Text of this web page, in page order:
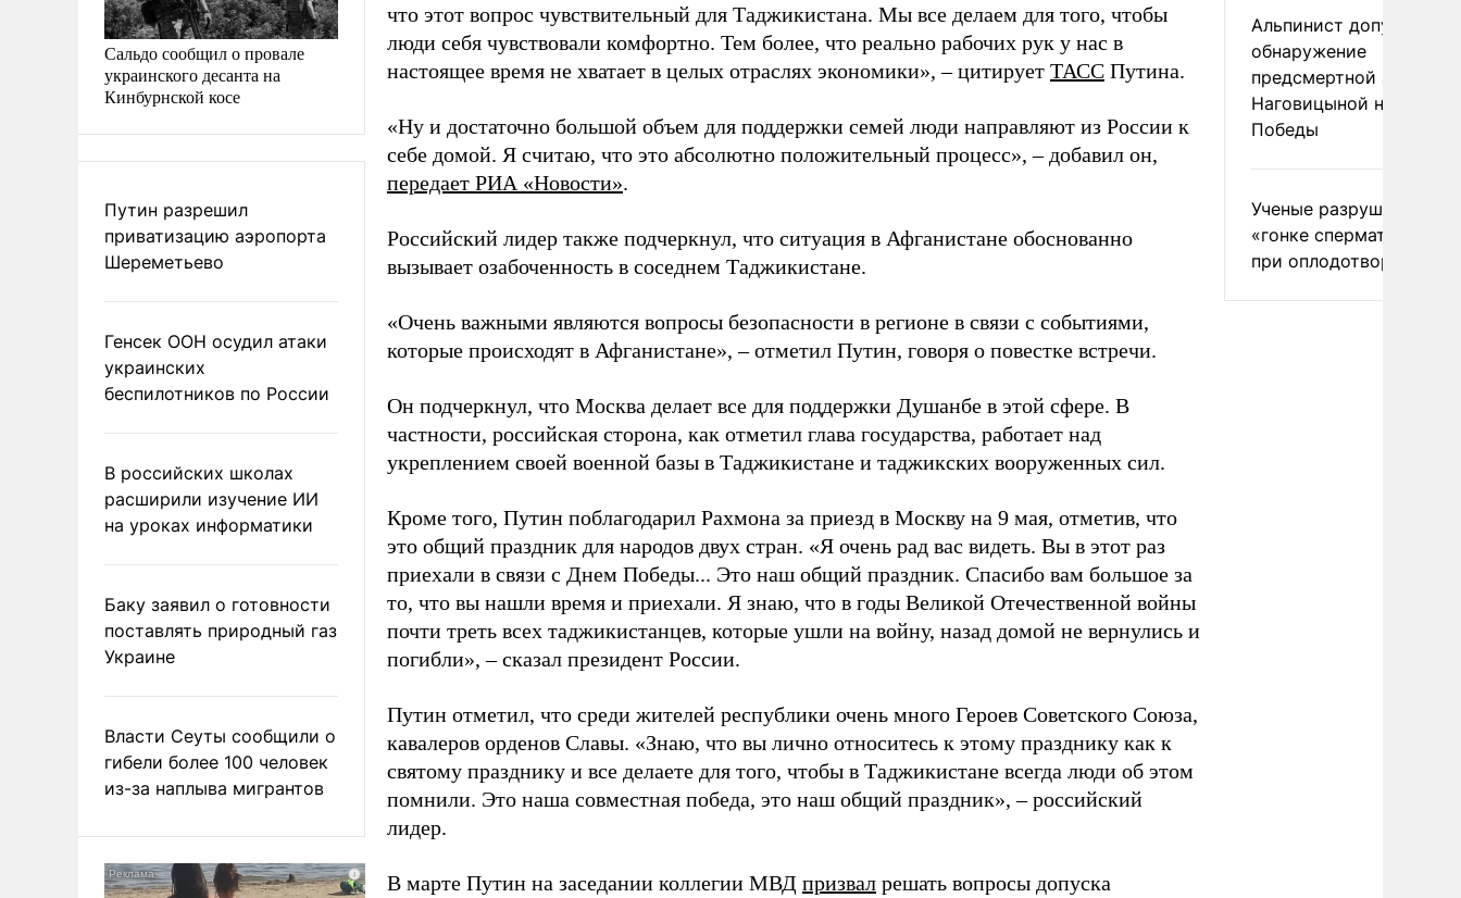
Сальдо сообщил о провале
украинского десанта на
Кинбурнской косе
Путин разрешил
приватизацию аэропорта
Шереметьево
Генсек ООН осудил атаки
украинских
беспилотников по России
В российских школах
расширили изучение ИИ
на уроках информатики
Баку заявил о готовности
поставлять природный газ
Украине
Власти Сеуты сообщили о
гибели более 100 человек
из-за наплыва мигрантов
что этот вопрос чувствительный для Таджикистана. Мы все делаем для того, чтобы
люди себя чувствовали комфортно. Тем более, что реально рабочих рук у нас в
настоящее время не хватает в целых отраслях экономики», – цитирует ТАСС Путина.
«Ну и достаточно большой объем для поддержки семей люди направляют из России к
себе домой. Я считаю, что это абсолютно положительный процесс», – добавил он,
передает РИА «Новости».
Российский лидер также подчеркнул, что ситуация в Афганистане обоснованно
вызывает озабоченность в соседнем Таджикистане.
«Очень важными являются вопросы безопасности в регионе в связи с событиями,
которые происходят в Афганистане», – отметил Путин, говоря о повестке встречи.
Он подчеркнул, что Москва делает все для поддержки Душанбе в этой сфере. В
частности, российская сторона, как отметил глава государства, работает над
укреплением своей военной базы в Таджикистане и таджикских вооруженных сил.
Кроме того, Путин поблагодарил Рахмона за приезд в Москву на 9 мая, отметив, что
это общий праздник для народов двух стран. «Я очень рад вас видеть. Вы в этот раз
приехали в связи с Днем Победы... Это наш общий праздник. Спасибо вам большое за
то, что вы нашли время и приехали. Я знаю, что в годы Великой Отечественной войны
почти треть всех таджикистанцев, которые ушли на войну, назад домой не вернулись и
погибли», – сказал президент России.
Путин отметил, что среди жителей республики очень много Героев Советского Союза,
кавалеров орденов Славы. «Знаю, что вы лично относитесь к этому празднику как к
святому празднику и все делаете для того, чтобы в Таджикистане всегда люди об этом
помнили. Это наша совместная победа, это наш общий праздник», – российский
лидер.
В марте Путин на заседании коллегии МВД призвал решать вопросы допуска
Альпинист допустил
обнаружение
предсмертной записки
Наговицыной на пике
Победы
Ученые разрушили миф
«гонке
при оплодотворении